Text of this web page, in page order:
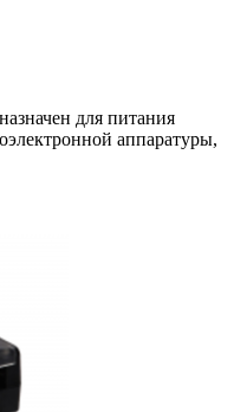
для питания
аппаратуры,